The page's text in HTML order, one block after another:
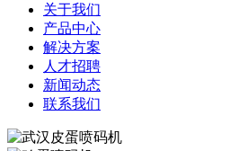
关于我们
产品中心
解决方案
人才招聘
新闻动态
联系我们